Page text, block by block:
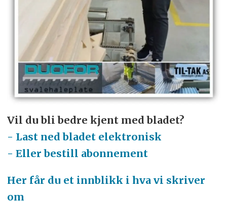
Vil du bli bedre kjent med bladet?
- Last ned bladet elektronisk
- Eller bestill abonnement
Her får du et innblikk i hva vi skriver
om